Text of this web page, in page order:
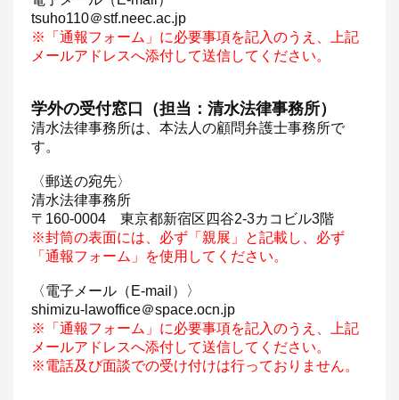
tsuho110＠stf.neec.ac.jp
※「通報フォーム」に必要事項を記入のうえ、上記
メールアドレスへ添付して送信してください。
学外の受付窓口（担当：清水法律事務所）
清水法律事務所は、本法人の顧問弁護士事務所で
す。
〈郵送の宛先〉
清水法律事務所
〒160-0004 東京都新宿区四谷2-3カコビル3階
※封筒の表面には、必ず「親展」と記載し、必ず
「通報フォーム」を使用してください。
〈電子メール（E-mail）〉
shimizu-lawoffice＠space.ocn.jp
※「通報フォーム」に必要事項を記入のうえ、上記
メールアドレスへ添付して送信してください。
※電話及び面談での受け付けは行っておりません。